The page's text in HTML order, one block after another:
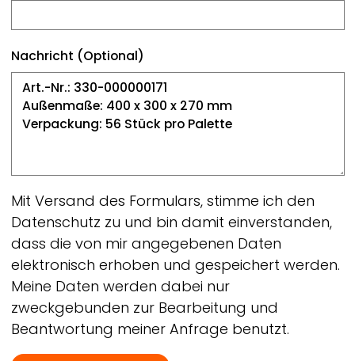
Nachricht (Optional)
Mit Versand des Formulars, stimme ich den
Datenschutz zu und bin damit einverstanden,
dass die von mir angegebenen Daten
elektronisch erhoben und gespeichert werden.
Meine Daten werden dabei nur
zweckgebunden zur Bearbeitung und
Beantwortung meiner Anfrage benutzt.